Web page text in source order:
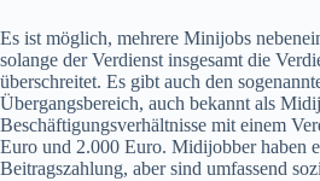
Es ist möglich, mehrere Minijobs
solange der Verdienst insgesamt die
überschreitet. Es gibt auch den
Übergangsbereich, auch bekannt als
Beschäftigungsverhältnisse mit einem
Euro und 2.000 Euro. Midijobber haben
Beitragszahlung, aber sind umfassend